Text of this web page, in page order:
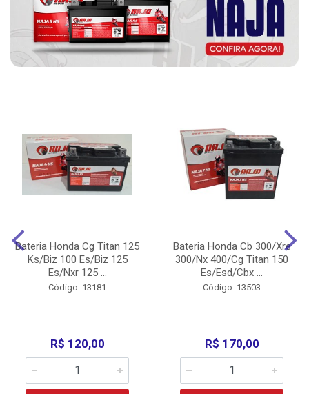
Bateria Honda Cg Titan 125
Ks/Biz 100 Es/Biz 125
Es/Nxr 125 ...
Código: 13181
R$ 120,00
Bateria Honda Cb 300/Xre
300/Nx 400/Cg Titan 150
Es/Esd/Cbx ...
Código: 13503
R$ 170,00